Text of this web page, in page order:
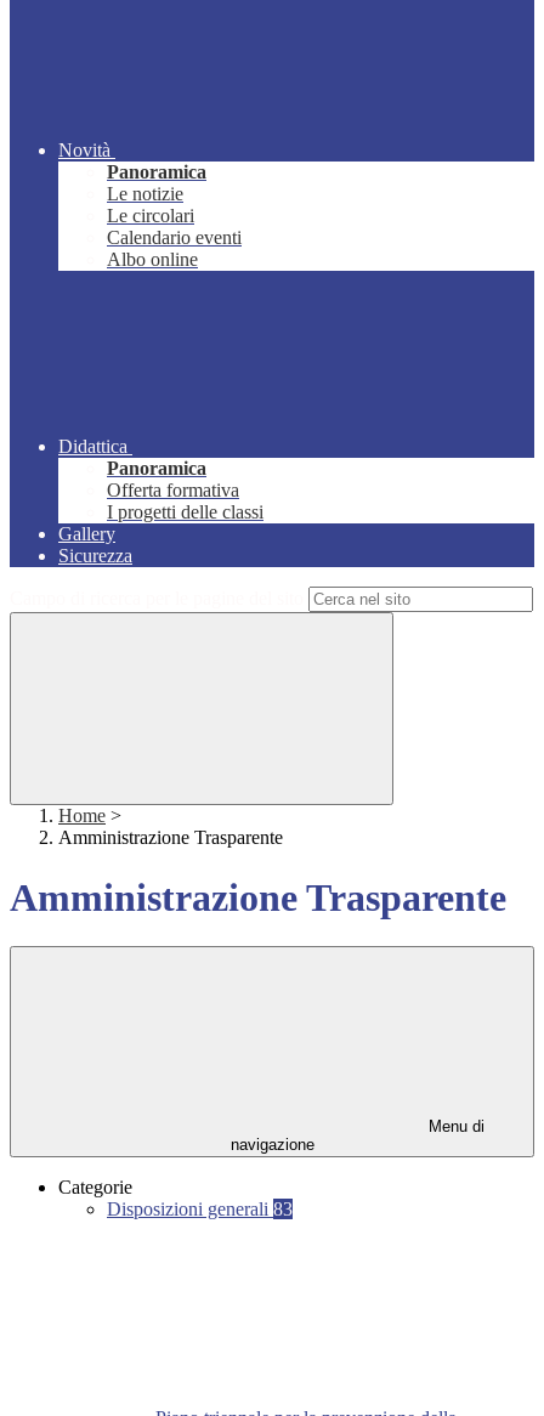
Novità
Panoramica
Le notizie
Le circolari
Calendario eventi
Albo online
Didattica
Panoramica
Offerta formativa
I progetti delle classi
Gallery
Sicurezza
Home >
Amministrazione Trasparente
Amministrazione Trasparente
Menu di
navigazione
Categorie
Disposizioni generali 83